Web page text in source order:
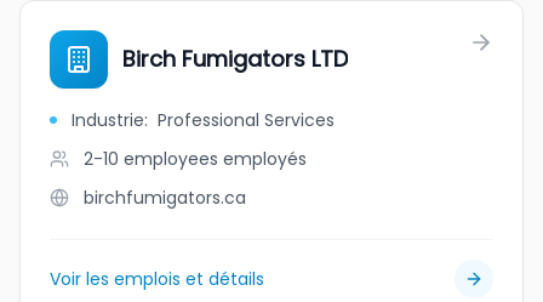
Birch Fumigators LTD
Industrie: Professional Services
2-10 employees employés
birchfumigators.ca
Voir les emplois et détails